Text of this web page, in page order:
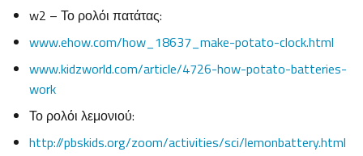
w2 – Το ρολόι πατάτας:
www.ehow.com/how_18637_make-potato-clock.html
www.kidzworld.com/article/4726-how-potato-batteries-
work
Το ρολόι λεμονιού:
http://pbskids.org/zoom/activities/sci/lemonbattery.html